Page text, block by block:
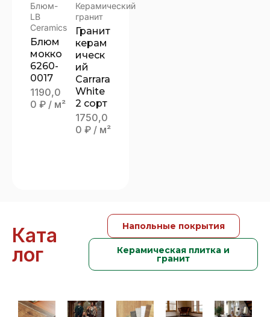
Блюм-
LB
Ceramics
Блюм
мокко
6260-
0017
1190,0
0 ₽ / м²
Керамический
гранит
Гранит
керам
ическ
ий
Carrara
White
2 сорт
1750,0
0 ₽ / м²
Ката
лог
Напольные покрытия
Керамическая плитка и
гранит